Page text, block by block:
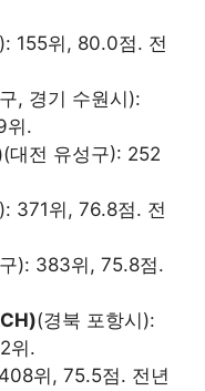
155위, 80.0점. 전
, 경기 수원시):
위.
(대전 유성구): 252
371위, 76.8점. 전
): 383위, 75.8점.
(경북 포항시):
위.
위, 75.5점. 전년